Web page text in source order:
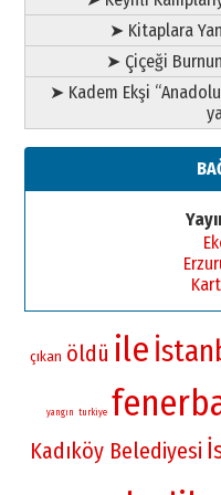
➤ Kitaplara
➤ Çiçeği
➤ Kadem Ekşi “Anadolu
çıkan öldü ile
yangın turkiye
Kadıköy Belediyesi